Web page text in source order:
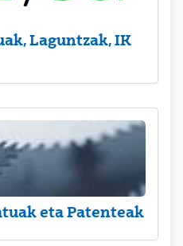
Laguntzak, IK
eta Patenteak